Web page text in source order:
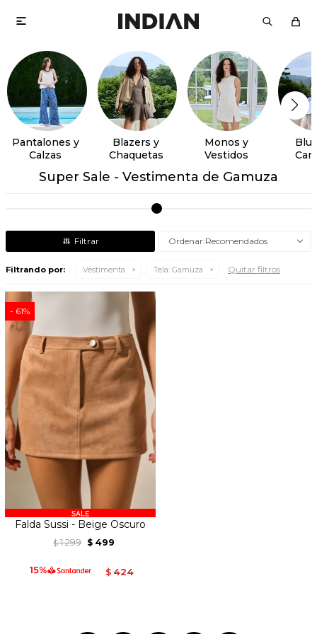

Pantalones y
Calzas
Blazers y
Chaquetas
Monos y
Vestidos
Super Sale - Vestimenta de Gamuza
Recomendados
Filtrando por: Vestimenta Tela: Gamuza Quitar filtros
61
Falda Sussi - Beige Oscuro
$ 1.299 $ 499
$ 424